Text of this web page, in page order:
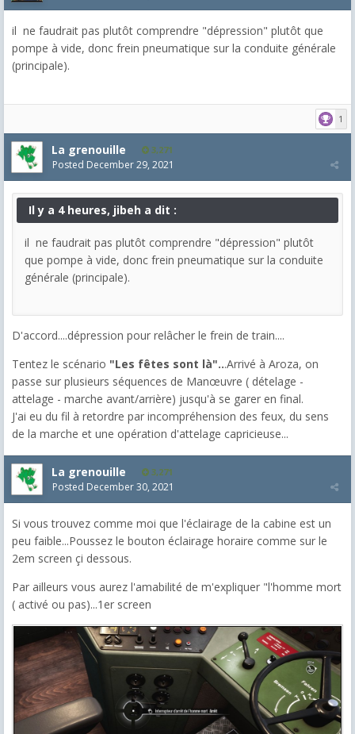
il ne faudrait pas plutôt comprendre "dépression" plutôt que
pompe à vide, donc frein pneumatique sur la conduite générale
(principale).
1
La grenouille 3,271
Posted December 29, 2021
Il y a 4 heures, jibeh a dit :
il ne faudrait pas plutôt comprendre "dépression" plutôt
que pompe à vide, donc frein pneumatique sur la conduite
générale (principale).
D'accord....dépression pour relâcher le frein de train....
Tentez le scénario "Les fêtes sont là"...Arrivé à Aroza, on
passe sur plusieurs séquences de Manœuvre ( dételage -
attelage - marche avant/arrière) jusqu'à se garer en final.
J'ai eu du fil à retordre par incompréhension des feux, du sens
de la marche et une opération d'attelage capricieuse...
La grenouille 3,271
Posted December 30, 2021
Si vous trouvez comme moi que l'éclairage de la cabine est un
peu faible...Poussez le bouton éclairage horaire comme sur le
2em screen çi dessous.
Par ailleurs vous aurez l'amabilité de m'expliquer "l'homme mort
( activé ou pas)...1er screen